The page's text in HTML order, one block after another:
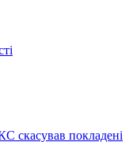
скасував покладені